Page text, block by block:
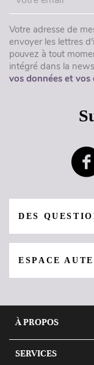
Votre adresse de
envoyer les lettres
pouvez à tout
intégré dans la
vos données et
DES
ESPACE
À PROPOS
SERVICES